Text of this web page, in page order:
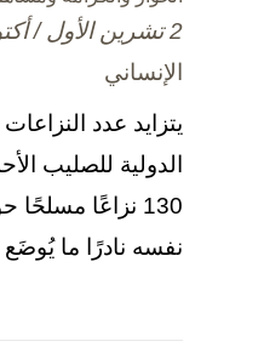
2 تشرين الأول / أكتوبر، 2025
الإنساني
يتزايد عدد
الدولية للصليب
نفسه نادرًا ما